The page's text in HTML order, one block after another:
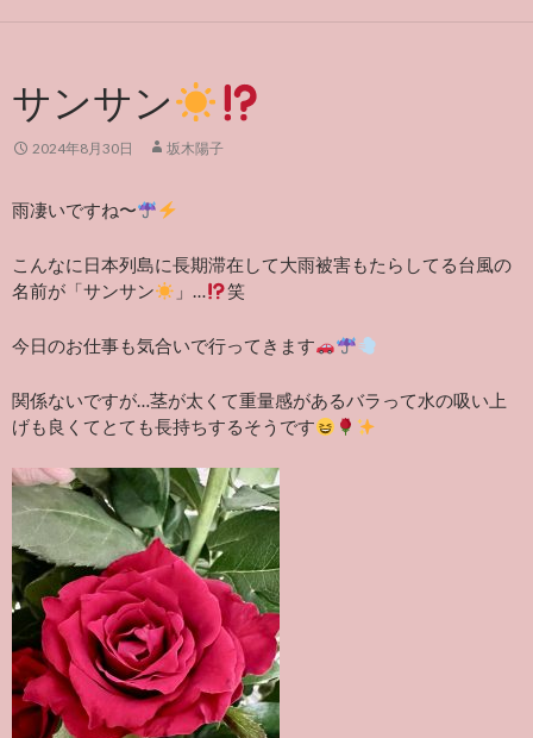
サンサン
2024年8月30日 坂木陽子
雨凄いですね〜
こんなに日本列島に長期滞在して大雨被害もたらしてる台風の
名前が「サンサン
」… 笑
今日のお仕事も気合いで行ってきます
関係ないですが…茎が太くて重量感があるバラって水の吸い上
げも良くてとても長持ちするそうです